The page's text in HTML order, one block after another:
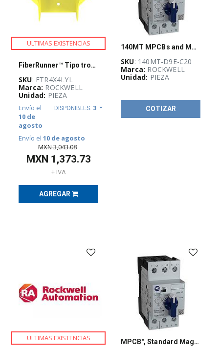
INFRAESTRUCTURA
PORTAFUSIBLES
SOPORTES
ULTIMAS EXISTENCIAS
FiberRunner™ Tipo trompeta
SKU: FTR4X4LYL
Marca: ROCKWELL
Unidad: PIEZA
Envío el
10 de
agosto
DISPONIBLES: 3
Envío el 10 de agosto
MXN3,043.08
MXN 1,373.73
+ IVA
AGREGAR
140MT MPCBs and MCPs
SKU: 140MT-D9E-C20
Marca: ROCKWELL
Unidad: PIEZA
COTIZAR
ULTIMAS EXISTENCIAS MPCB", Standard Magnetic Trip (Fixed at 14 x Ie), for C36..C40 (12 x Ie)", 10 - 16 A", High Performance"", Frame Size D"